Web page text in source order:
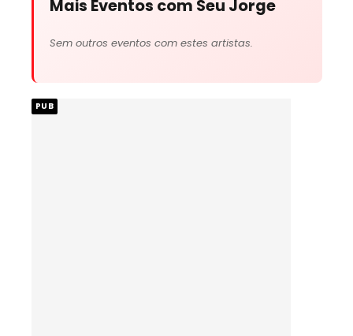
Mais Eventos com Seu Jorge
Sem outros eventos com estes artistas.
PUB